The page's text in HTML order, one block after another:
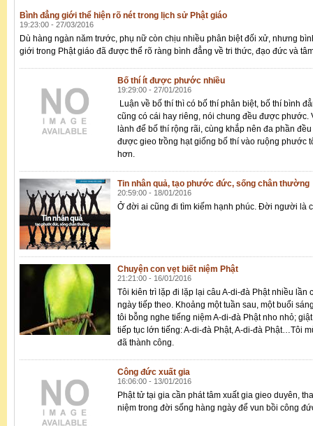
Bình đẳng giới thể hiện rõ nét trong lịch sử Phật giáo
19:23:00 - 27/03/2016
Dù hàng ngàn năm trước, phụ nữ còn chịu nhiều phân biệt đối xử, nhưng
giới trong Phật giáo đã được thể rõ ràng bình đẳng về tri thức, đạo đức và
Bố thí ít được phước nhiều
19:29:00 - 27/01/2016
Luận về bố thí thì có bố thí phân biệt, bố thí bình
cũng có cái hay riêng, nói chung đều được phước.
lành để bố thí rộng rãi, cùng khắp nên đa phần
được gieo trồng hạt giống bố thí vào ruộng phước
hơn.
Tin nhân quả, tạo phước đức, sống chân thường
20:59:00 - 18/01/2016
Ở đời ai cũng đi tìm kiếm hạnh phúc. Đời người là
Chuyện con vẹt biết niệm Phật
21:21:00 - 16/01/2016
Tôi kiên trì lặp đi lặp lại câu A-di-đà Phật nhiều lần
ngày tiếp theo. Khoảng một tuần sau, một buổi
tôi bỗng nghe tiếng niệm A-di-đà Phật nho nhỏ;
tiếp tục lớn tiếng: A-di-đà Phật, A-di-đà Phật…Tôi
đã thành công.
Công đức xuất gia
16:06:00 - 13/01/2016
Phật tử tại gia cần phát tâm xuất gia gieo duyên,
niệm trong đời sống hàng ngày để vun bồi công